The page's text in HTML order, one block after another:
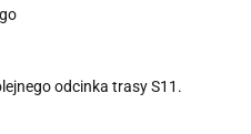
odcinka trasy S11.